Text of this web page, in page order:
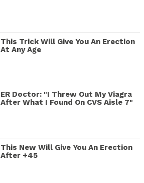
This Trick Will Give You An Erection
At Any Age
ER Doctor: "I Threw Out My Viagra
After What I Found On CVS Aisle 7"
This New Will Give You An Erection
After +45